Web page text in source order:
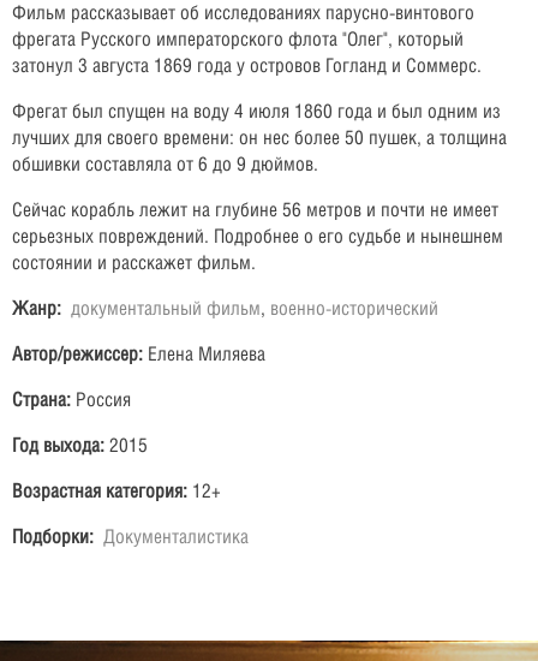
Фильм рассказывает об исследованиях парусно-винтового
фрегата Русского императорского флота "Олег", который
затонул 3 августа 1869 года у островов Гогланд и Соммерс.
Фрегат был спущен на воду 4 июля 1860 года и был одним из
лучших для своего времени: он нес более 50 пушек, а толщина
обшивки составляла от 6 до 9 дюймов.
Сейчас корабль лежит на глубине 56 метров и почти не имеет
серьезных повреждений. Подробнее о его судьбе и нынешнем
состоянии и расскажет фильм.
Жанр: документальный фильм, военно-исторический
Автор/режиссер: Елена Миляева
Страна: Россия
Год выхода: 2015
Возрастная категория: 12+
Подборки: Документалистика